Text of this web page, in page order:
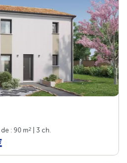
de : 90 m2
| 3 ch.